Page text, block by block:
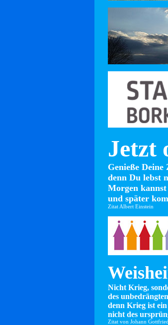
Jetzt
Genieße Deine
denn Du lebst
Morgen
und später
Zitat Albert Einstein
Nicht Krieg,
des
denn Krieg ist
nicht des
Zitat von Johann